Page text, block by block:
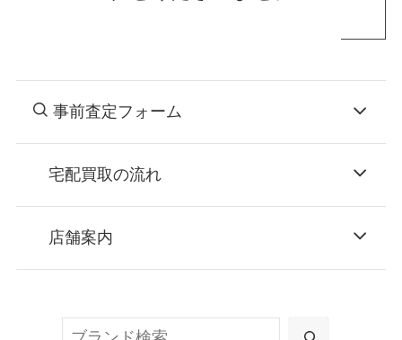
事前査定フォーム
宅配買取の流れ
お申込み
店舗案内